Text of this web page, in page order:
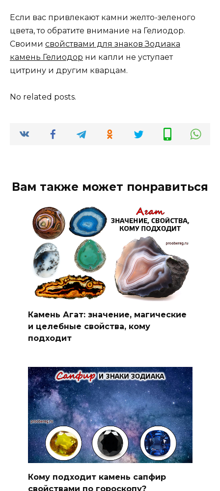
Если вас привлекают камни желто-зеленого
цвета, то обратите внимание на Гелиодор.
Своими свойствами для знаков Зодиака
камень Гелиодор ни капли не уступает
цитрину и другим кварцам.
No related posts.
Вам также может понравиться
Камень Агат: значение, магические
и целебные свойства, кому
подходит
Кому подходит камень сапфир
свойствами по гороскопу?